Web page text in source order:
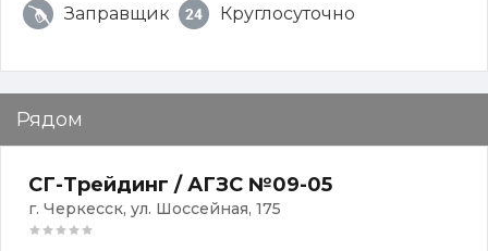
Заправщик Круглосуточно
Рядом
СГ-Трейдинг / АГЗС №09-05
г. Черкесск, ул. Шоссейная, 175